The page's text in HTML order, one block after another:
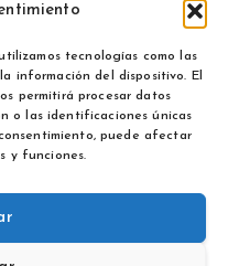
tecnologías como las
información del dispositivo. El
permitirá procesar datos
o las identificaciones únicas
puede afectar
y funciones.